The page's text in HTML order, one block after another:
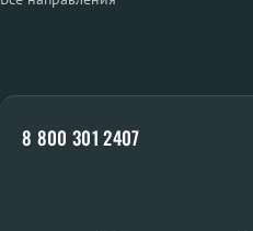
8 800 301 2407